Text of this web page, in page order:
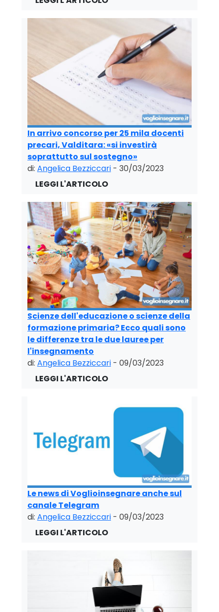
In arrivo concorso per 25 mila docenti
precari, Valditara: «si investirà
soprattutto sul sostegno»
di: Angelica Bezziccari - 30/03/2023
Scienze dell'educazione o scienze della
formazione primaria? Ecco quali sono
le differenze tra le due lauree per
l'insegnamento
di: Angelica Bezziccari - 09/03/2023
Le news di Voglioinsegnare anche sul
canale Telegram
di: Angelica Bezziccari - 09/03/2023